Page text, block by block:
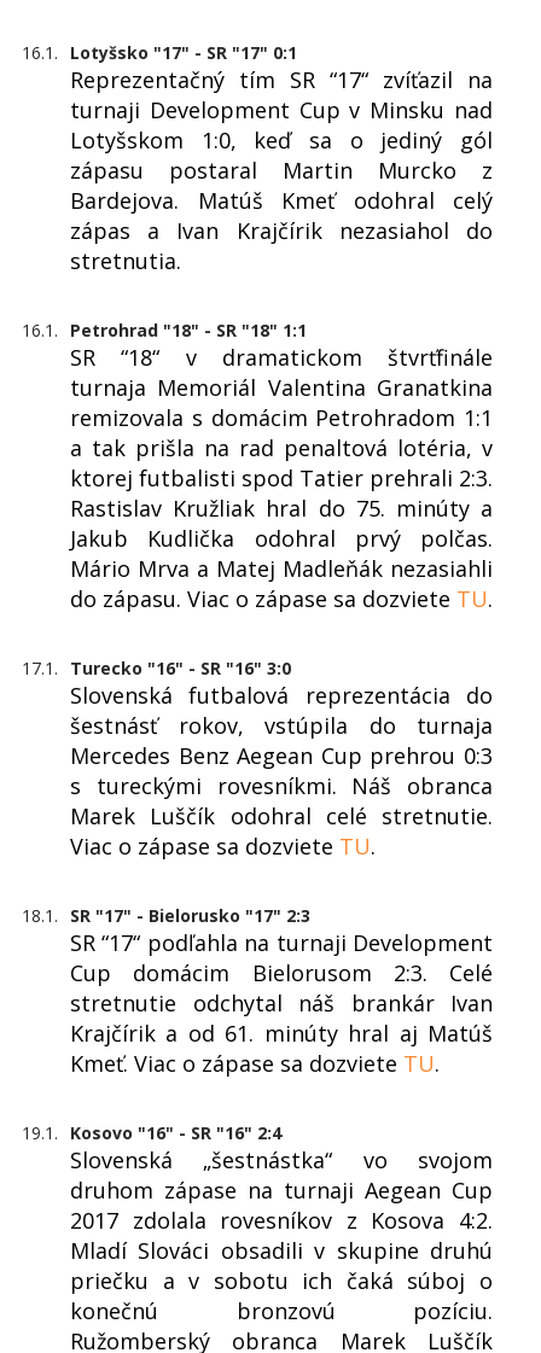
16.1. Lotyšsko "17" - SR "17" 0:1
Reprezentačný tím SR “17“ zvíťazil na
turnaji Development Cup v Minsku nad
Lotyšskom 1:0, keď sa o jediný gól
zápasu postaral Martin Murcko z
Bardejova. Matúš Kmeť odohral celý
zápas a Ivan Krajčírik nezasiahol do
stretnutia.
16.1. Petrohrad "18" - SR "18" 1:1
SR “18“ v dramatickom štvrťfinále
turnaja Memoriál Valentina Granatkina
remizovala s domácim Petrohradom 1:1
a tak prišla na rad penaltová lotéria, v
ktorej futbalisti spod Tatier prehrali 2:3.
Rastislav Kružliak hral do 75. minúty a
Jakub Kudlička odohral prvý polčas.
Mário Mrva a Matej Madleňák nezasiahli
do zápasu. Viac o zápase sa dozviete TU.
17.1. Turecko "16" - SR "16" 3:0
Slovenská futbalová reprezentácia do
šestnásť rokov, vstúpila do turnaja
Mercedes Benz Aegean Cup prehrou 0:3
s tureckými rovesníkmi. Náš obranca
Marek Luščík odohral celé stretnutie.
Viac o zápase sa dozviete TU.
18.1. SR "17" - Bielorusko "17" 2:3
SR “17“ podľahla na turnaji Development
Cup domácim Bielorusom 2:3. Celé
stretnutie odchytal náš brankár Ivan
Krajčírik a od 61. minúty hral aj Matúš
Kmeť. Viac o zápase sa dozviete TU.
19.1. Kosovo "16" - SR "16" 2:4
Slovenská „šestnástka“ vo svojom
druhom zápase na turnaji Aegean Cup
2017 zdolala rovesníkov z Kosova 4:2.
Mladí Slováci obsadili v skupine druhú
priečku a v sobotu ich čaká súboj o
konečnú bronzovú pozíciu.
Ružomberský obranca Marek Luščík